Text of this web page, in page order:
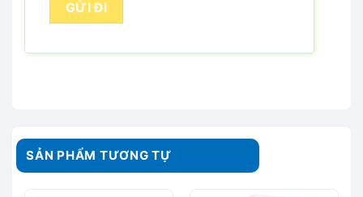
SẢN PHẨM TƯƠNG TỰ